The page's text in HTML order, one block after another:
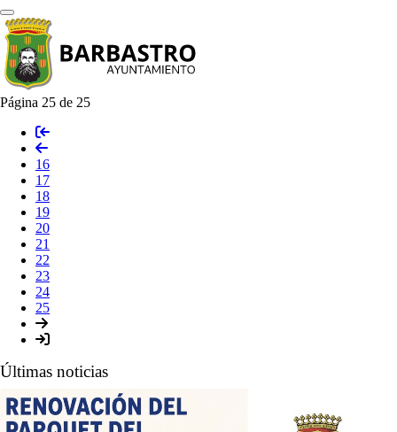
Página 25 de 25
16
17
18
19
20
21
22
23
24
25
Últimas noticias